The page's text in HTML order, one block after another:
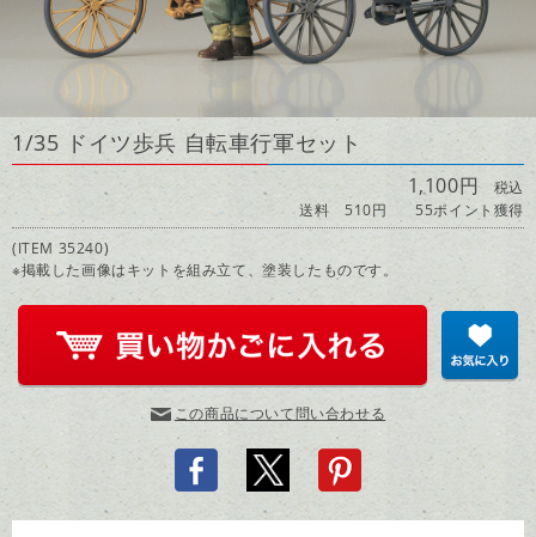
1/35 ドイツ歩兵 自転車行軍セット
1,100円 税込
送料 510円
55ポイント獲得
(ITEM 35240)
※掲載した画像はキットを組み立て、塗装したものです。
この商品について問い合わせる